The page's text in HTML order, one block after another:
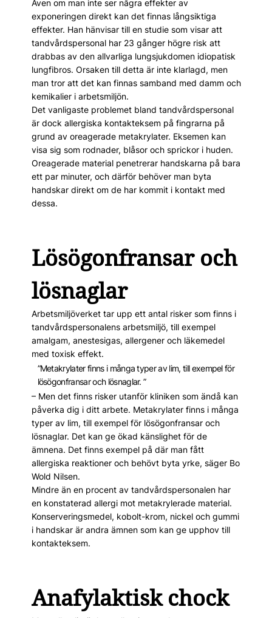
Även om man inte ser några effekter av
exponeringen direkt kan det finnas långsiktiga
effekter. Han hänvisar till en studie som visar att
tandvårdspersonal har 23 gånger högre risk att
drabbas av den allvarliga lungsjukdomen idiopatisk
lungfibros. Orsaken till detta är inte klarlagd, men
man tror att det kan finnas samband med damm och
kemikalier i arbetsmiljön.
Det vanligaste problemet bland tandvårdspersonal
är dock allergiska kontakteksem på fingrarna på
grund av oreagerade metakrylater. Eksemen kan
visa sig som rodnader, blåsor och sprickor i huden.
Oreagerade material penetrerar handskarna på bara
ett par minuter, och därför behöver man byta
handskar direkt om de har kommit i kontakt med
dessa.
Lösögonfransar och
lösnaglar
Arbetsmiljöverket tar upp ett antal risker som finns i
tandvårdspersonalens arbetsmiljö, till exempel
amalgam, anestesigas, allergener och läkemedel
med toxisk effekt.
”Metakrylater finns i många typer av lim, till exempel för
lösögonfransar och lösnaglar. ”
– Men det finns risker utanför kliniken som ändå kan
påverka dig i ditt ar­bete. Metakrylater finns i många
typer av lim, till exempel för lösögonfransar och
lösnaglar. Det kan ge ökad känslighet för de
ämnena. Det finns exempel på där man fått
allergiska reaktioner och behövt byta yrke, säger Bo
Wold Nilsen.
Mindre än en procent av tandvårdspersonalen har
en konstaterad allergi mot metakry­lerade material.
Konserveringsmedel, kobolt-krom, nickel och gummi
i handskar är and­ra ämnen som kan ge upphov till
kontakteksem.
Anafylaktisk chock